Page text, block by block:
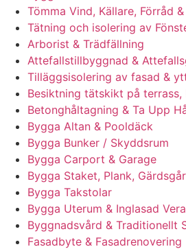
Tömma Vind, Källare, Förråd
Tätning och isolering av
Arborist & Trädfällning
Attefallstillbyggnad &
Tilläggsisolering av fasad &
Besiktning tätskikt på
Betonghåltagning & Ta Upp
Bygga Altan & Pooldäck
Bygga Bunker / Skyddsrum
Bygga Carport & Garage
Bygga Staket, Plank,
Bygga Takstolar
Bygga Uterum & Inglasad
Byggnadsvård & Traditionellt
Fasadbyte & Fasadrenovering